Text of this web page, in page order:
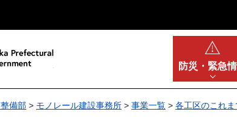
防災・ 緊急
備部 > モノレール建設事務所 > 事業一覧 > 各工区のこれ